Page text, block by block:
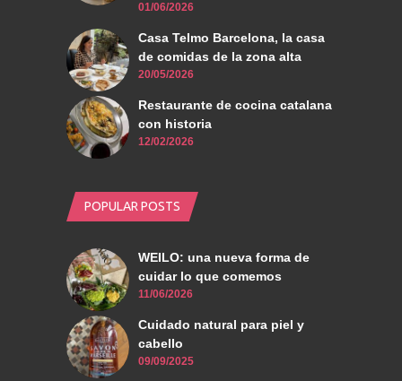
01/06/2026
Casa Telmo Barcelona, la casa
de comidas de la zona alta
20/05/2026
Restaurante de cocina catalana
con historia
12/02/2026
POPULAR POSTS
WEILO: una nueva forma de
cuidar lo que comemos
11/06/2026
Cuidado natural para piel y
cabello
09/09/2025